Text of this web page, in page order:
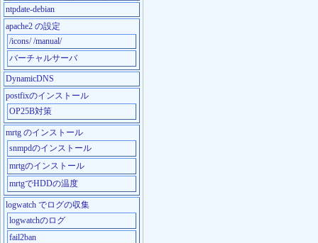
ntpdate-debian
apache2 の設定
/icons/ /manual/
バーチャルサーバ
DynamicDNS
postfixのインストール
OP25B対策
mrtg のインストール
snmpdのインストール
mrtgのインストール
mrtgでHDDの温度
logwatch でログの収集
logwatchのログ
fail2ban